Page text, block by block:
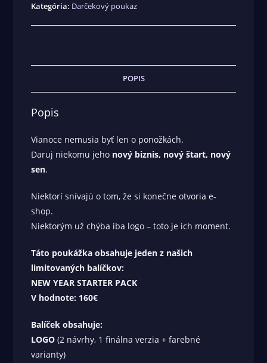
Kategória: Darčekový poukaz
POPIS
Popis
Vianoce nemusia byť len o ponožkách.
Daruj niekomu jeho nový biznis, nový štart, nový
sen.
Niektorí snívajú o tom, že si konečne otvoria e-
shop.
Niektorým už chýba iba logo – toto je ich moment.
Táto poukážka obsahuje jeden z našich
limitovaných balíčkov:
NEW YEAR STARTER PACK
V hodnote: 160€
Balíček obsahuje:
LOGO (2 návrhy, 1 finálna verzia + farebné
varianty)